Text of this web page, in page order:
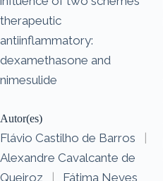
therapeutic
antiinflammatory:
dexamethasone and
nimesulide
Autor(es)
Flávio Castilho de Barros
|
Alexandre Cavalcante de
Queiroz
|
Fátima Neves